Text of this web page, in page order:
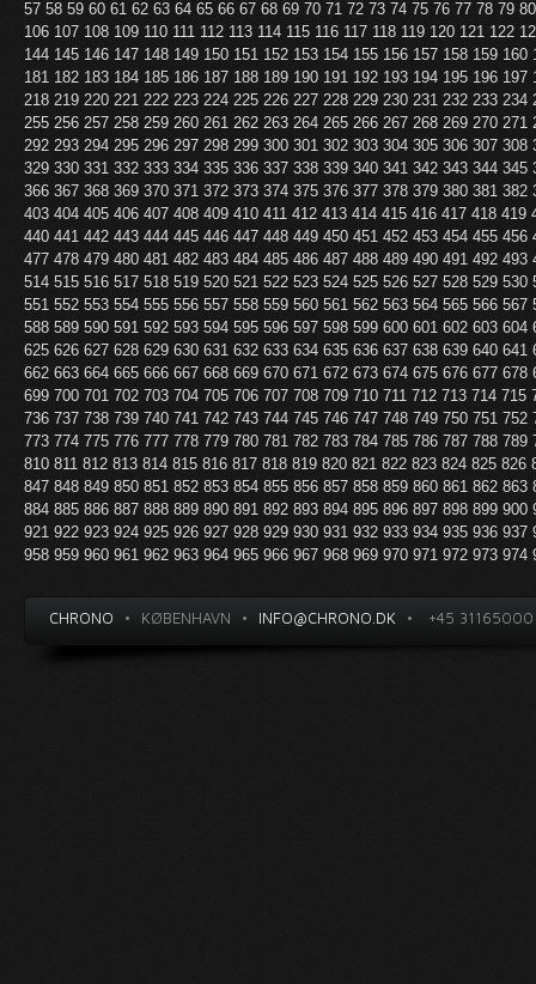
57 58 59 60 61 62 63 64 65 66 67 68 69 70 71 72 73 74 75 76 77 78 79
106 107 108 109 110 111 112 113 114 115 116 117 118 119 120 121 122
144 145 146 147 148 149 150 151 152 153 154 155 156 157 158 159 160
181 182 183 184 185 186 187 188 189 190 191 192 193 194 195 196 197
218 219 220 221 222 223 224 225 226 227 228 229 230 231 232 233 234
255 256 257 258 259 260 261 262 263 264 265 266 267 268 269 270 271
292 293 294 295 296 297 298 299 300 301 302 303 304 305 306 307 308
329 330 331 332 333 334 335 336 337 338 339 340 341 342 343 344 345
366 367 368 369 370 371 372 373 374 375 376 377 378 379 380 381 382
403 404 405 406 407 408 409 410 411 412 413 414 415 416 417 418 419
440 441 442 443 444 445 446 447 448 449 450 451 452 453 454 455 456
477 478 479 480 481 482 483 484 485 486 487 488 489 490 491 492 493
514 515 516 517 518 519 520 521 522 523 524 525 526 527 528 529 530
551 552 553 554 555 556 557 558 559 560 561 562 563 564 565 566 567
588 589 590 591 592 593 594 595 596 597 598 599 600 601 602 603 604
625 626 627 628 629 630 631 632 633 634 635 636 637 638 639 640 641
662 663 664 665 666 667 668 669 670 671 672 673 674 675 676 677 678
699 700 701 702 703 704 705 706 707 708 709 710 711 712 713 714 715
736 737 738 739 740 741 742 743 744 745 746 747 748 749 750 751 752
773 774 775 776 777 778 779 780 781 782 783 784 785 786 787 788 789
810 811 812 813 814 815 816 817 818 819 820 821 822 823 824 825 826
847 848 849 850 851 852 853 854 855 856 857 858 859 860 861 862 863
884 885 886 887 888 889 890 891 892 893 894 895 896 897 898 899 900
921 922 923 924 925 926 927 928 929 930 931 932 933 934 935 936 937
958 959 960 961 962 963 964 965 966 967 968 969 970 971 972 973 974
CHRONO • KØBENHAVN • INFO@CHRONO.DK • +45 31165000